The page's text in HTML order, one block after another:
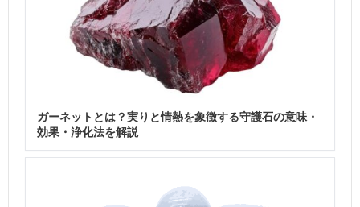
ガーネットとは？実りと情熱を象徴する守護石の意味・
効果・浄化法を解説